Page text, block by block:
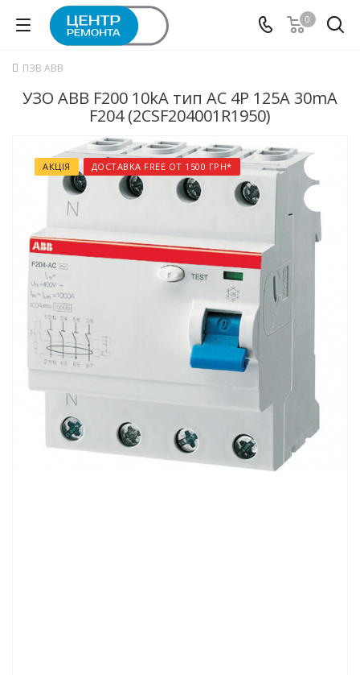
0
ПЗВ ABB
УЗО ABB F200 10kA тип АC 4P 125А 30mA
F204 (2CSF204001R1950)
АКЦІЯ ДОСТАВКА FREE ОТ 1500 ГРН*